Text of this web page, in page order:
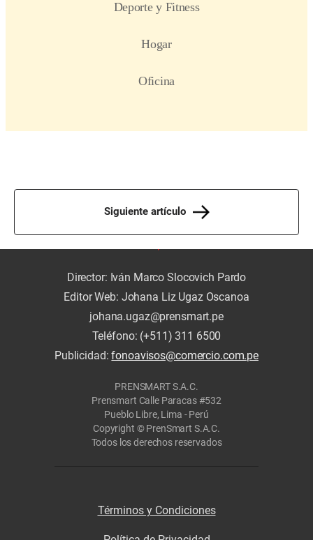
Siguiente artículo
Director: Iván Marco Slocovich Pardo
Editor Web: Johana Liz Ugaz Oscanoa
johana.ugaz@prensmart.pe
Teléfono: (+511) 311 6500
Publicidad:fonoavisos@comercio.com.pe
PRENSMART S.A.C.
Prensmart Calle Paracas #532
Pueblo Libre, Lima - Perú
Copyright © PrenSmart S.A.C.
Todos los derechos reservados
Términos y Condiciones